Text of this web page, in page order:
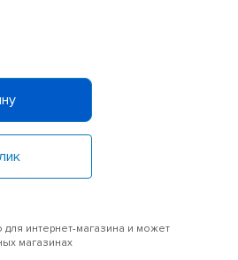
для интернет-магазина и может
магазинах